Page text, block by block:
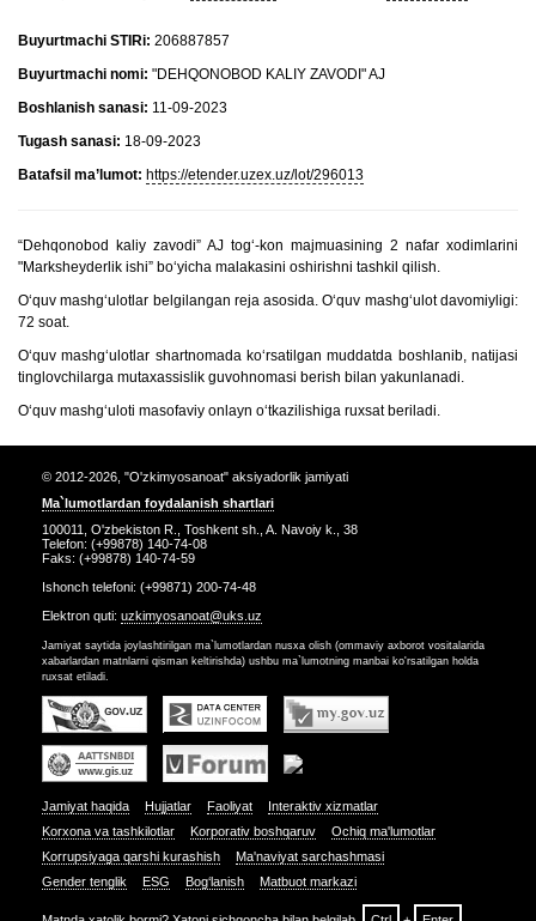
Buyurtmachi STIRi: 206887857
Buyurtmachi nomi: "DEHQONOBOD KALIY ZAVODI" AJ
Boshlanish sanasi: 11-09-2023
Tugash sanasi: 18-09-2023
Batafsil ma’lumot: https://etender.uzex.uz/lot/296013
“Dehqonobod kaliy zavodi” AJ tog‘-kon majmuasining 2 nafar xodimlarini
"Marksheyderlik ishi” bo‘yicha malakasini oshirishni tashkil qilish.
O‘quv mashg‘ulotlar belgilangan reja asosida. O‘quv mashg‘ulot davomiyligi:
72 soat.
O‘quv mashg‘ulotlar shartnomada ko‘rsatilgan muddatda boshlanib, natijasi
tinglovchilarga mutaxassislik guvohnomasi berish bilan yakunlanadi.
O‘quv mashg‘uloti masofaviy onlayn o‘tkazilishiga ruxsat beriladi.
© 2012-2026, "O'zkimyosanoat" aksiyadorlik jamiyati
Ma`lumotlardan foydalanish shartlari
100011, O'zbekiston R., Toshkent sh., A. Navoiy k., 38
Telefon: (+99878) 140-74-08
Faks: (+99878) 140-74-59
Ishonch telefoni: (+99871) 200-74-48
Elektron quti: uzkimyosanoat@uks.uz
Jamiyat saytida joylashtirilgan ma`lumotlardan nusxa olish (ommaviy axborot vositalarida
xabarlardan matnlarni qisman keltirishda) ushbu ma`lumotning manbai ko'rsatilgan holda
ruxsat etiladi.
Jamiyat haqida Hujjatlar Faoliyat
Interaktiv xizmatlar
Korxona va tashkilotlar
Korporativ boshqaruv
Ochiq ma'lumotlar
Korrupsiyaga qarshi kurashish
Ma'naviyat sarchashmasi
Gender tenglik
ESG Bog‘lanish Matbuot markazi